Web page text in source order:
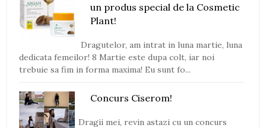
un produs special de la Cosmetic
Plant!
Dragutelor, am intrat in luna martie, luna
dedicata femeilor! 8 Martie este dupa colt, iar noi
trebuie sa fim in forma maxima! Eu sunt fo...
Concurs Ciserom!
Dragii mei, revin astazi cu un concurs